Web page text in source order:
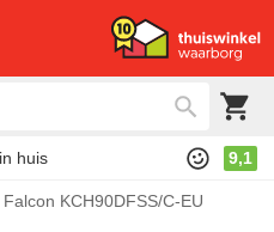
huis 9,1
Falcon KCH90DFSS/C-EU